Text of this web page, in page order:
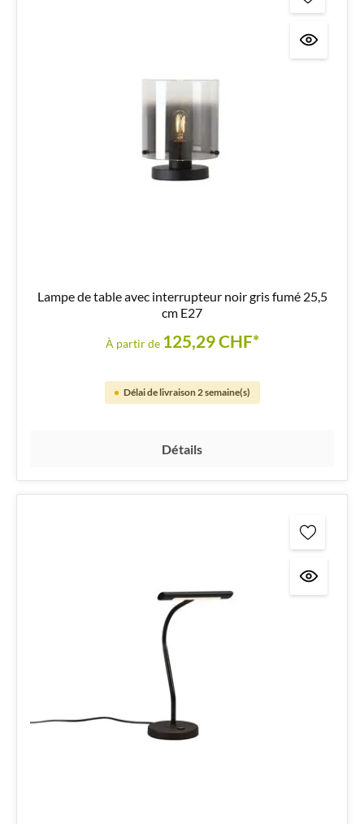
Lampe de table avec interrupteur noir gris fumé 25,5
cm E27
À partir de 125,29 CHF*
Délai de livraison 2 semaine(s)
Détails